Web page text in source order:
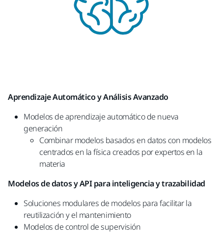
Aprendizaje Automático y Análisis Avanzado​
Modelos de aprendizaje automático de nueva
generación​
Combinar modelos basados en datos con modelos
centrados en la física creados por expertos en la
materia
Modelos de datos y API para inteligencia y trazabilidad
Soluciones modulares de modelos para facilitar la
reutilización y el mantenimiento
Modelos de control de supervisión